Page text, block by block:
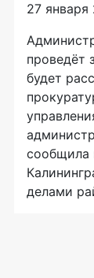
27 января
проведёт
будет
сообщила
делами